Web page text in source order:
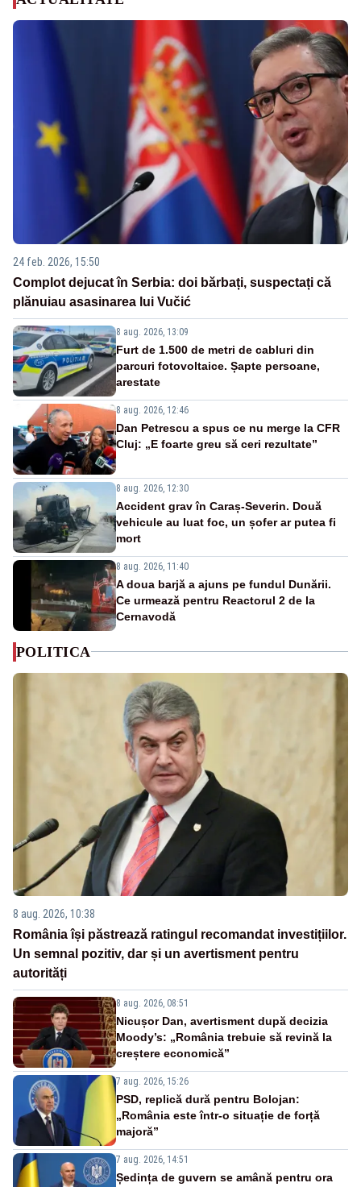
24 feb. 2026, 15:50
Complot dejucat în Serbia: doi bărbați, suspectați că
plănuiau asasinarea lui Vučić
8 aug. 2026, 13:09
Furt de 1.500 de metri de cabluri din
parcuri fotovoltaice. Șapte persoane,
arestate
8 aug. 2026, 12:46
Dan Petrescu a spus ce nu merge la CFR
Cluj: „E foarte greu să ceri rezultate”
8 aug. 2026, 12:30
Accident grav în Caraș-Severin. Două
vehicule au luat foc, un șofer ar putea fi
mort
8 aug. 2026, 11:40
A doua barjă a ajuns pe fundul Dunării.
Ce urmează pentru Reactorul 2 de la
Cernavodă
POLITICA
8 aug. 2026, 10:38
România își păstrează ratingul recomandat investițiilor.
Un semnal pozitiv, dar și un avertisment pentru
autorități
8 aug. 2026, 08:51
Nicușor Dan, avertisment după decizia
Moody’s: „România trebuie să revină la
creștere economică”
7 aug. 2026, 15:26
PSD, replică dură pentru Bolojan:
„România este într-o situație de forță
majoră”
7 aug. 2026, 14:51
Ședința de guvern se amână pentru ora